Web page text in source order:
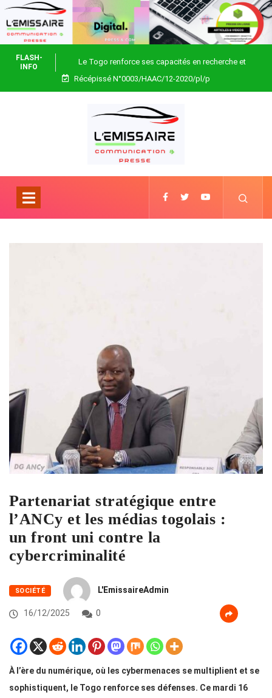
FLASH-
INFO
Le Togo renforce ses capacités en recherche et
biotechnologie
Récépissé N°0003/HAAC/12-2020/pl/p
Partenariat stratégique entre
l’ANCy et les médias togolais :
un front uni contre la
cybercriminalité
SOCIÉTÉ L'EmissaireAdmin
16/12/2025 0
À l’ère du numérique, où les cybermenaces se multiplient et se
sophistiquent, le Togo renforce ses défenses. Ce mardi 16